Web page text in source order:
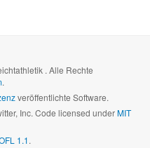
. Alle Rechte
.
veröffentlichte Software.
Inc. Code licensed underMIT
1.1.